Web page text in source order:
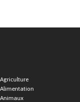
Agriculture
Alimentation
Animaux